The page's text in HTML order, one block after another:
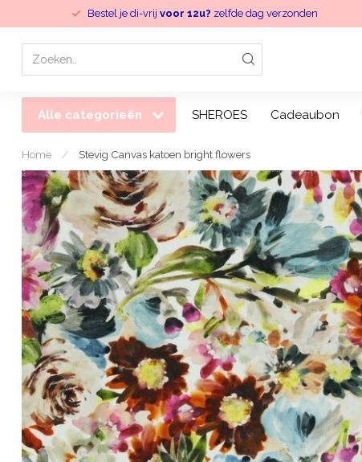
Bestel je di-vrij voor 12u? zelfde dag verzonden
Alle categorieën SHEROES Cadeaubon
Home / Stevig Canvas katoen bright flowers